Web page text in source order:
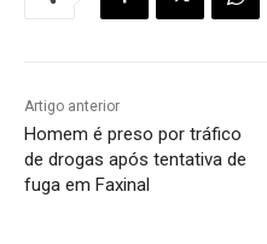
Artigo anterior
Homem é preso por tráfico
de drogas após tentativa de
fuga em Faxinal